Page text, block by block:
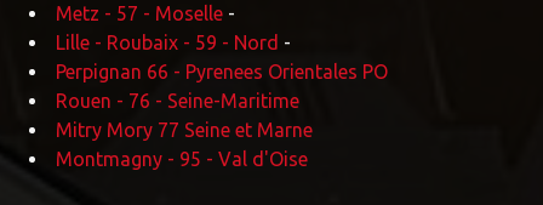
Metz - 57 - Moselle -
Lille - Roubaix - 59 - Nord -
Perpignan 66 - Pyrenees Orientales PO
Rouen - 76 - Seine-Maritime
Mitry Mory 77 Seine et Marne
Montmagny - 95 - Val d'Oise